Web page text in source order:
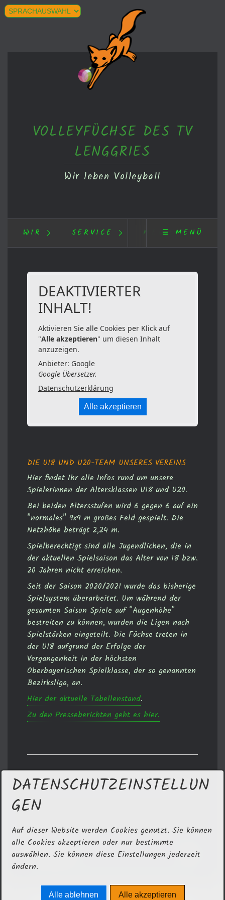
VOLLEYFÜCHSE DES TV
LENGGRIES
Wir leben Volleyball
WIR SERVICE MEDIEN☰ MENÜ
DEAKTIVIERTER
INHALT!
Aktivieren Sie alle Cookies per Klick auf
"Alle akzeptieren" um diesen Inhalt
anzuzeigen.
Anbieter: Google
Google Übersetzer.
Datenschutzerklärung
Alle akzeptieren
DIE U18 UND U20-TEAM UNSERES VEREINS
Hier findet Ihr alle Infos rund um unsere
Spielerinnen der Altersklassen U18 und U20.
Bei beiden Altersstufen wird 6 gegen 6 auf ein
"normales" 9x9 m großes Feld gespielt. Die
Netzhöhe beträgt 2,24 m.
Spielberechtigt sind alle Jugendlichen, die in
der aktuellen Spielsaison das Alter von 18 bzw.
20 Jahren nicht erreichen.
Seit der Saison 2020/2021 wurde das bisherige
Spielsystem überarbeitet. Um während der
gesamten Saison Spiele auf "Augenhöhe"
bestreiten zu können, wurden die Ligen nach
Spielstärken eingeteilt. Die Füchse treten in
der U18 aufgrund der Erfolge der
Vergangenheit in der höchsten
Oberbayerischen Spielklasse, der so genannten
Bezirksliga, an.
Hier der aktuelle Tabellenstand.
Zu den Presseberichten geht es hier.
DATENSCHUTZEINSTELLUN
GEN
Auf dieser Website werden Cookies genutzt. Sie können
alle Cookies akzeptieren oder nur bestimmte
auswählen. Sie können diese Einstellungen jederzeit
ändern.
Alle ablehnen Alle akzeptieren